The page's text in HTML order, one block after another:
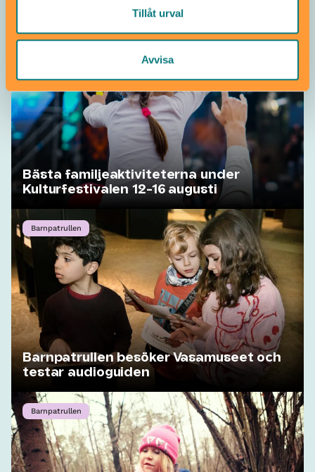
Tillåt urval
Avvisa
Ekonomiska museet
Bästa familjeaktiviteterna under
Kulturfestivalen 12-16 augusti
Barnpatrullen
Barnpatrullen besöker Vasamuseet och
testar audioguiden
Barnpatrullen